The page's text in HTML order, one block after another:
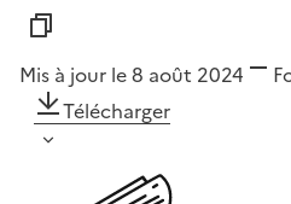
Mis à jour le 8 août 2024
Télécharger